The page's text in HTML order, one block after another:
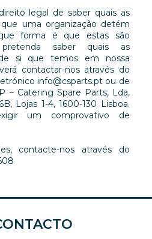
legal de saber quais as
uma organização detém
forma é que estas são
pretenda saber quais as
si que temos em nossa
contactar-nos através do
info@csparts.pt ou de
– Catering Spare Parts, Lda,
Lojas 1-4, 1600-130 Lisboa.
um comprovativo de
contacte-nos através do